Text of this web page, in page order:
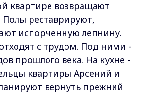
квартире возвращают
реставрируют,
испорченную лепнину.
с трудом. Под ними -
прошлого века. На кухне -
квартиры Арсений и
вернуть прежний